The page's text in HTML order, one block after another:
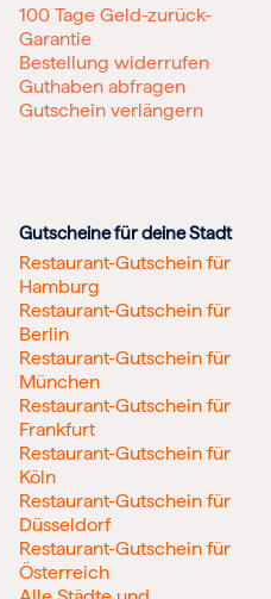
100 Tage Geld-zurück-
Garantie
Bestellung widerrufen
Guthaben abfragen
Gutschein verlängern
Gutscheine für deine Stadt
Restaurant-Gutschein für
Hamburg
Restaurant-Gutschein für
Berlin
Restaurant-Gutschein für
München
Restaurant-Gutschein für
Frankfurt
Restaurant-Gutschein für
Köln
Restaurant-Gutschein für
Düsseldorf
Restaurant-Gutschein für
Österreich